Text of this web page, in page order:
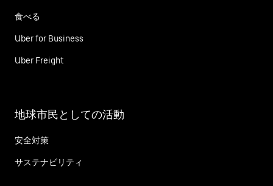
食べる
Uber for Business
Uber Freight
地球市民としての活動
安全対策
サステナビリティ